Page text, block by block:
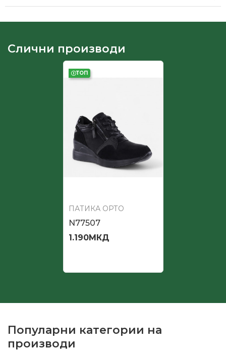
Слични производи
ТОП
ПАТИКА ОРТО
N77507
1.190МКД
Популарни категории на
производи